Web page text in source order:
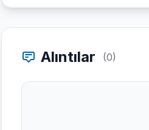
Alıntılar (0)